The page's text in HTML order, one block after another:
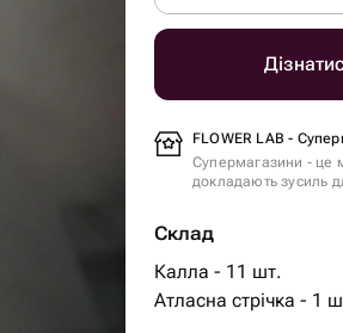
FLOWER LAB -
Супермагазини - це
докладають зусиль
Склад
Калла - 11 шт.
Атласна стрічка - 1